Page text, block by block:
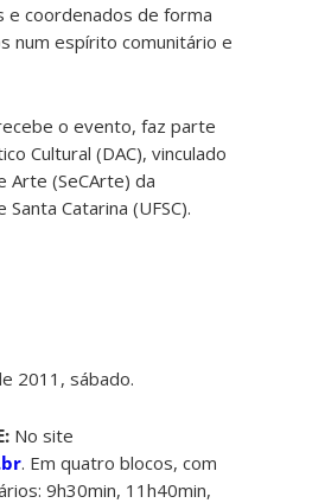
e coordenados de forma
num espírito comunitário e
o evento, faz parte
Cultural (DAC), vinculado
Arte (SeCArte) da
Catarina (UFSC).
2011, sábado.
No site
. Em quatro blocos, com
9h30min, 11h40min,